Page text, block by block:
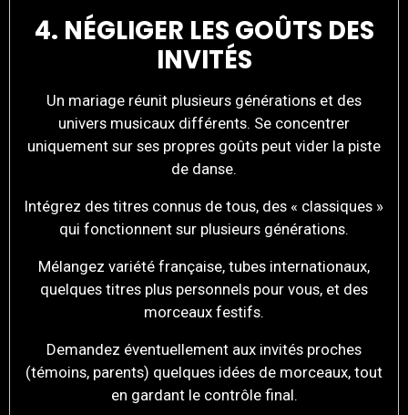
4. NÉGLIGER LES GOÛTS DES
INVITÉS
Un mariage réunit plusieurs générations et des
univers musicaux différents. Se concentrer
uniquement sur ses propres goûts peut vider la piste
de danse.
Intégrez des titres connus de tous, des « classiques »
qui fonctionnent sur plusieurs générations.
Mélangez variété française, tubes internationaux,
quelques titres plus personnels pour vous, et des
morceaux festifs.
Demandez éventuellement aux invités proches
(témoins, parents) quelques idées de morceaux, tout
en gardant le contrôle final.